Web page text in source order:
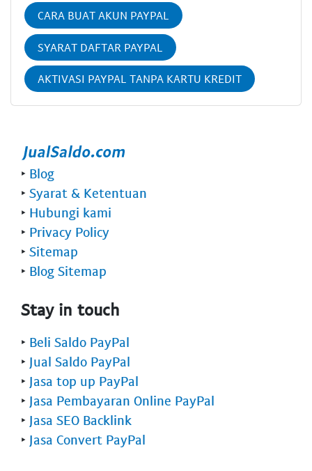
CARA BUAT AKUN PAYPAL
SYARAT DAFTAR PAYPAL
AKTIVASI PAYPAL TANPA KARTU KREDIT
‣ Blog
‣ Syarat & Ketentuan
‣ Hubungi kami
‣ Privacy Policy
‣ Sitemap
‣ Blog Sitemap
Stay in touch
‣ Beli Saldo PayPal
‣ Jual Saldo PayPal
‣ Jasa top up PayPal
‣ Jasa Pembayaran Online PayPal
‣ Jasa SEO Backlink
‣ Jasa Convert PayPal